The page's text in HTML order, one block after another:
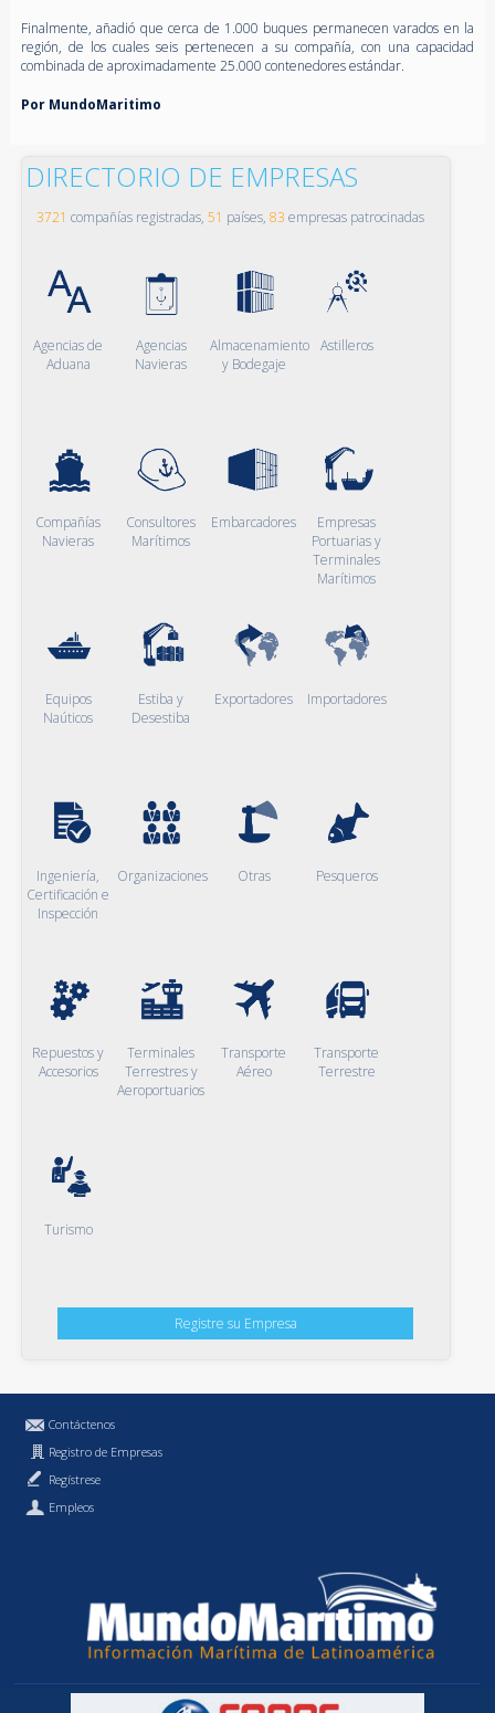
Finalmente, añadió que cerca de 1.000 buques permanecen varados en la
región, de los cuales seis pertenecen a su compañía, con una capacidad
combinada de aproximadamente 25.000 contenedores estándar.
Por MundoMaritimo
DIRECTORIO DE EMPRESAS
3721 compañías registradas, 51 países, 83 empresas patrocinadas
Agencias de
Aduana
Agencias
Navieras
Almacenamiento
y Bodegaje
Astilleros
Compañías
Navieras
Consultores
Marítimos
Embarcadores
Empresas
Portuarias y
Terminales
Marítimos
Equipos
Naúticos
Estiba y
Desestiba
Exportadores Importadores
Ingeniería,
Certificación e
Inspección
Organizaciones Otras Pesqueros
Repuestos y
Accesorios
Terminales
Terrestres y
Aeroportuarios
Transporte
Aéreo
Transporte
Terrestre
Turismo
Registre su Empresa
Contáctenos
Registro de Empresas
Regístrese
Empleos
Política de Privacidad